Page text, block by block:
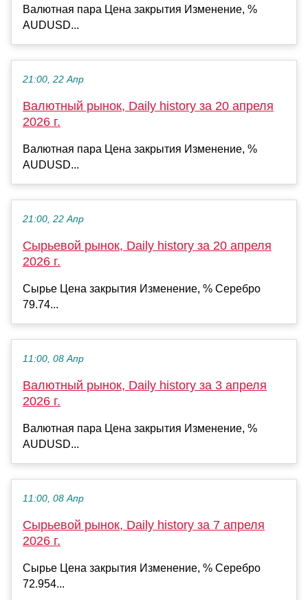
Валютная пара Цена закрытия Изменение, %
AUDUSD...
21:00, 22 Апр
Валютный рынок, Daily history за 20 апреля
2026 г.
Валютная пара Цена закрытия Изменение, %
AUDUSD...
21:00, 22 Апр
Сырьевой рынок, Daily history за 20 апреля
2026 г.
Сырье Цена закрытия Изменение, % Серебро
79.74...
11:00, 08 Апр
Валютный рынок, Daily history за 3 апреля
2026 г.
Валютная пара Цена закрытия Изменение, %
AUDUSD...
11:00, 08 Апр
Сырьевой рынок, Daily history за 7 апреля
2026 г.
Сырье Цена закрытия Изменение, % Серебро
72.954...